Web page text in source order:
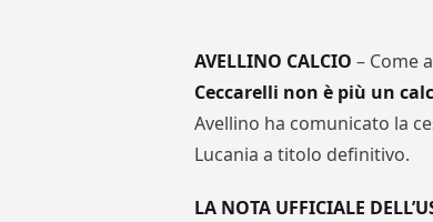
AVELLINO CALCIO – Come
Ceccarelli non è più un
Avellino ha comunicato la
Lucania a titolo definitivo.
LA NOTA UFFICIALE